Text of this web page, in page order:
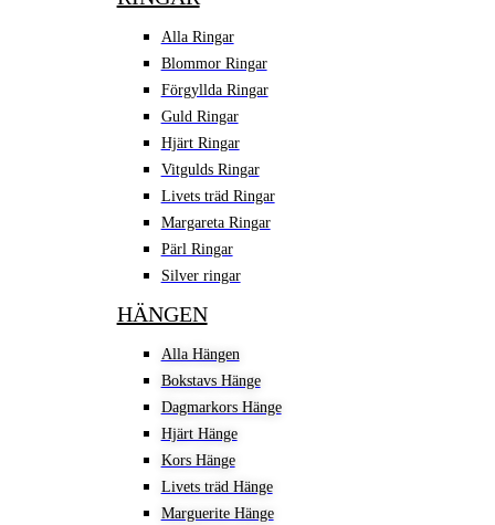
Alla Ringar
Blommor Ringar
Förgyllda Ringar
Guld Ringar
Hjärt Ringar
Vitgulds Ringar
Livets träd Ringar
Margareta Ringar
Pärl Ringar
Silver ringar
HÄNGEN
Alla Hängen
Bokstavs Hänge
Dagmarkors Hänge
Hjärt Hänge
Kors Hänge
Livets träd Hänge
Marguerite Hänge